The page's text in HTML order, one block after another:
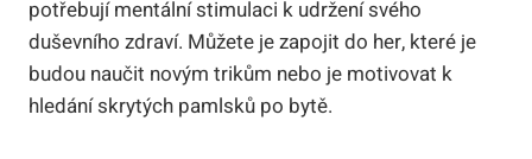
potřebují mentální stimulaci k udržení svého
duševního zdraví. Můžete je zapojit do her, které je
budou naučit novým trikům nebo je motivovat k
hledání skrytých pamlsků po bytě.